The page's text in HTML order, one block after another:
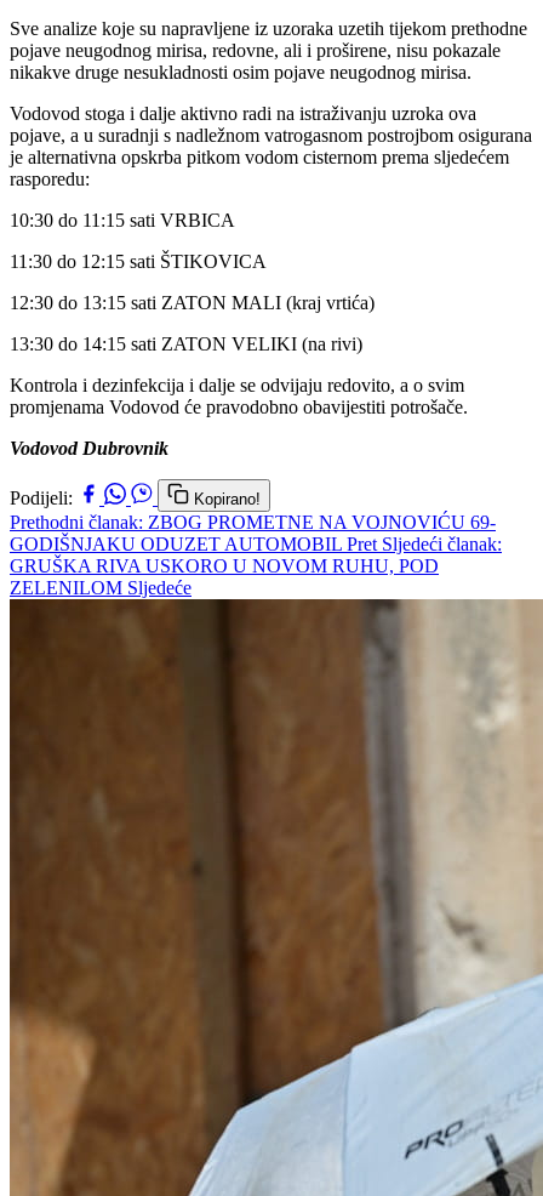
Sve analize koje su napravljene iz uzoraka uzetih tijekom prethodne
pojave neugodnog mirisa, redovne, ali i proširene, nisu pokazale
nikakve druge nesukladnosti osim pojave neugodnog mirisa.
Vodovod stoga i dalje aktivno radi na istraživanju uzroka ova
pojave, a u suradnji s nadležnom vatrogasnom postrojbom osigurana
je alternativna opskrba pitkom vodom cisternom prema sljedećem
rasporedu:
10:30 do 11:15 sati VRBICA
11:30 do 12:15 sati ŠTIKOVICA
12:30 do 13:15 sati ZATON MALI (kraj vrtića)
13:30 do 14:15 sati ZATON VELIKI (na rivi)
Kontrola i dezinfekcija i dalje se odvijaju redovito, a o svim
promjenama Vodovod će pravodobno obavijestiti potrošače.
Vodovod Dubrovnik
Podijeli: Kopirano!
Prethodni članak: ZBOG PROMETNE NA VOJNOVIĆU 69-
GODIŠNJAKU ODUZET AUTOMOBIL Pret Sljedeći članak:
GRUŠKA RIVA USKORO U NOVOM RUHU, POD
ZELENILOM Sljedeće